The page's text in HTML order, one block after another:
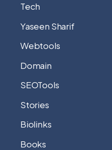
Tech
Yaseen Sharif
Webtools
Domain
SEOTools
Stories
Biolinks
Books